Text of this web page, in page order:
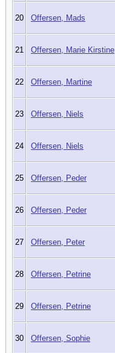
20 Offersen, Mads
21 Offersen, Marie Kirstine
22 Offersen, Martine
23 Offersen, Niels
24 Offersen, Niels
25 Offersen, Peder
26 Offersen, Peder
27 Offersen, Peter
28 Offersen, Petrine
29 Offersen, Petrine
30 Offersen, Sophie